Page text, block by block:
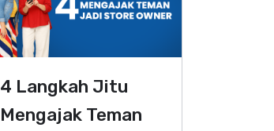
4 Langkah Jitu
Mengajak Teman